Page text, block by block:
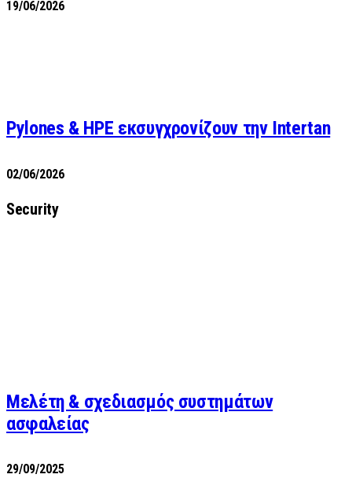
19/06/2026
Pylones & HPE εκσυγχρονίζουν την Intertan
02/06/2026
Security
Μελέτη & σχεδιασμός συστημάτων
ασφαλείας
29/09/2025